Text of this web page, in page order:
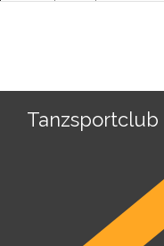
Tanzsportclub